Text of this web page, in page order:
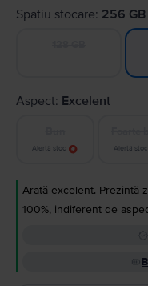
Spatiu stocare: 256 GB
Aspect: Excelent
Alertă stoc Alertă stoc
Arată excelent. Prezintă
100%, indiferent de